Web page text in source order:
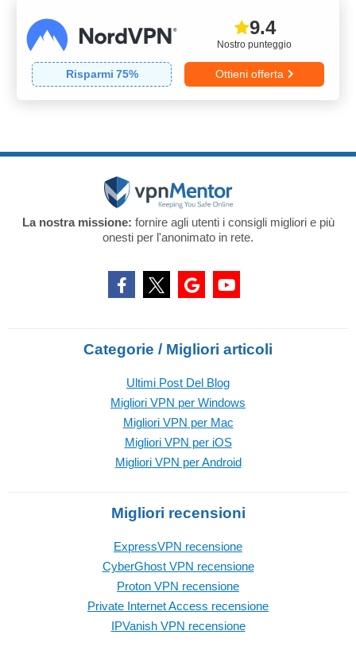
Nostro punteggio
9.4
Risparmi 75% Ottieni offerta
La nostra missione: fornire agli utenti i consigli migliori e più
onesti per l'anonimato in rete.
Categorie / Migliori articoli
Ultimi Post Del Blog
Migliori VPN per Windows
Migliori VPN per Mac
Migliori VPN per iOS
Migliori VPN per Android
Migliori recensioni
ExpressVPN recensione
CyberGhost VPN recensione
Proton VPN recensione
Private Internet Access recensione
IPVanish VPN recensione